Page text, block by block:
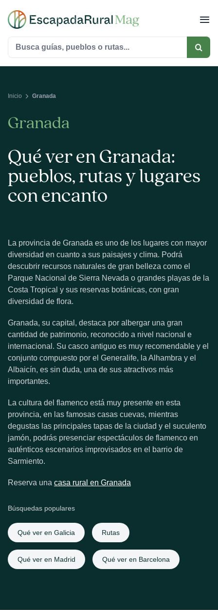
contenido
Buscar:
Inicio Granada
Granada
Qué ver en Granada:
pueblos, rutas y lugares
con encanto
La provincia de Granada es uno de los lugares con mayor
diversidad en cuanto a sus paisajes y clima. Podrá
descubrir recursos naturales de gran belleza como el
Parque Nacional de Sierra Nevada o grandes playas de la
Costa Tropical y sus reservas botánicas, con gran
diversidad de flora.
Granada, su capital, destaca por albergar una gran
cantidad de patrimonio, reconocido a nivel nacional e
internacional. Su casco antiguo es muy recomendable y el
conjunto compuesto por el Generalife, la Alhambra y el
Albaicín, es sin duda, una de sus atractivos más
importantes.
La cultura del flamenco está muy presente en esta
provincia, en las famosas casas cuevas, mientras
degustas las principales tapas de la ciudad y el suculento
jamón, podrás presenciar espectáculos de flamenco en
auténticos escenarios improvisados en el barrio de
Sarmiento.
Reserva una casa rural en Granada
Búsquedas populares
Qué ver en Galicia Rutas
Qué ver en Madrid Qué ver en Barcelona